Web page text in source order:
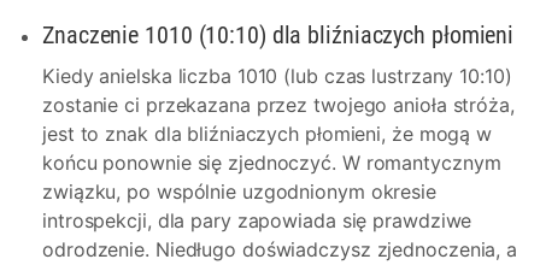
Znaczenie 1010 (10:10) dla bliźniaczych płomieni
Kiedy anielska liczba 1010 (lub czas lustrzany 10:10)
zostanie ci przekazana przez twojego anioła stróża,
jest to znak dla bliźniaczych płomieni, że mogą w
końcu ponownie się zjednoczyć. W romantycznym
związku, po wspólnie uzgodnionym okresie
introspekcji, dla pary zapowiada się prawdziwe
odrodzenie. Niedługo doświadczysz zjednoczenia, a